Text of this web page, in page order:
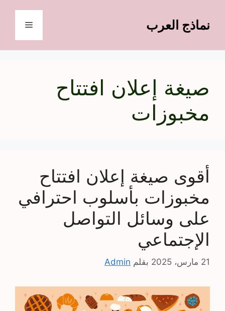
المحتوىنماذج العرب القائمة
صيغة إعلان افتتاح
مخبوزات
أقوى صيغة إعلان افتتاح
مخبوزات بأسلوب احترافي
على وسائل التواصل
الإجتماعي
21 مارس، 2025 بقلم Admin